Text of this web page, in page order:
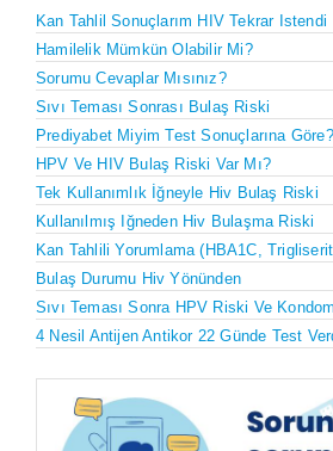
Kan Tahlil Sonuçlarım HIV Tekrar Istendi
Hamilelik Mümkün Olabilir Mi?
Sorumu Cevaplar Mısınız?
Sıvı Teması Sonrası Bulaş Riski
Prediyabet Miyim Test Sonuçlarına Göre?
HPV Ve HIV Bulaş Riski Var Mı?
Tek Kullanımlık İğneyle Hiv Bulaş Riski
Kullanılmış Iğneden Hiv Bulaşma Riski
Kan Tahlili Yorumlama (HBA1C,
Bulaş Durumu Hiv Yönünden
Sıvı Teması Sonra HPV Riski Ve
4 Nesil Antijen Antikor 22 Günde Test